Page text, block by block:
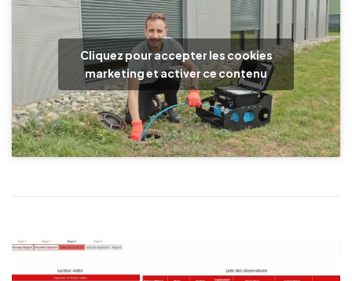
Cliquez pour accepter les cookies
marketing et activer ce contenu